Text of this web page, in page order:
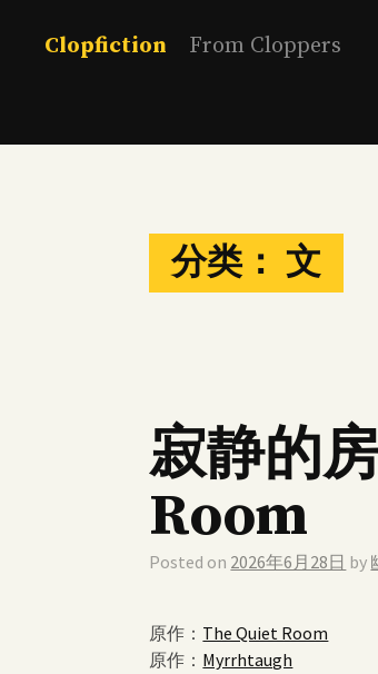
Clopfiction From Cloppers
分类：文
寂静的
Room
Posted on 2026年6月28日 by
原作： The Quiet Room
原作： Myrrhtaugh